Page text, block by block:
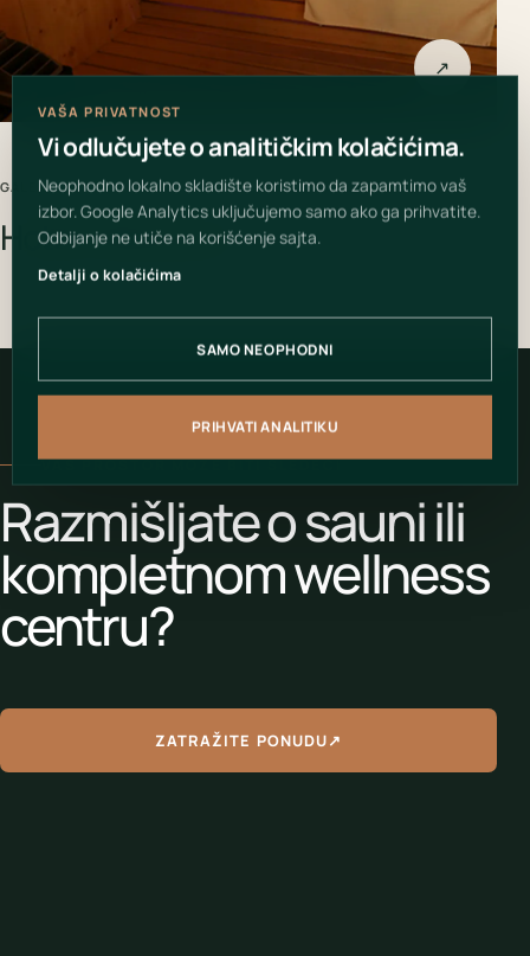
↗
GALERIJA PROJEKTA
Hotel Hollywood
VAŠ PROSTOR MOŽE BITI SLEDEĆI
Razmišljate o sauni ili
kompletnom wellness
centru?
ZATRAŽITE PONUDU↗
VAŠA PRIVATNOST
Vi odlučujete o analitičkim kolačićima.
Neophodno lokalno skladište koristimo da zapamtimo vaš
izbor. Google Analytics uključujemo samo ako ga prihvatite.
Odbijanje ne utiče na korišćenje sajta.
Detalji o kolačićima
SAMO NEOPHODNI
PRIHVATI ANALITIKU